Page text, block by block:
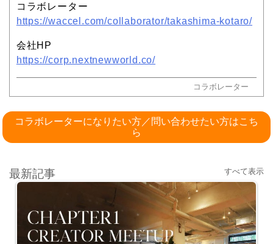
コラボレーター
https://waccel.com/collaborator/takashima-kotaro/
会社HP
https://corp.nextnewworld.co/
コラボレーター
コラボレーターになりたい方／問い合わせたい方はこち
ら
最新記事 すべて表示